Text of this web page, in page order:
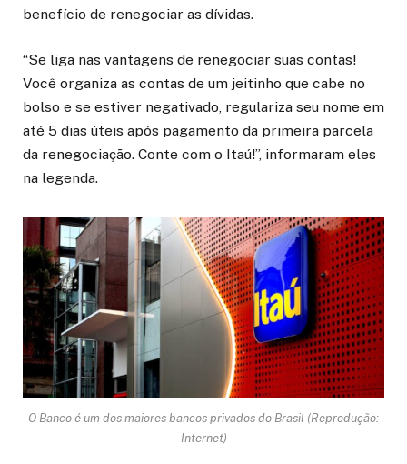
benefício de renegociar as dívidas.
“Se liga nas vantagens de renegociar suas contas!
Você organiza as contas de um jeitinho que cabe no
bolso e se estiver negativado, regulariza seu nome em
até 5 dias úteis após pagamento da primeira parcela
da renegociação. Conte com o Itaú!”, informaram eles
na legenda.
O Banco é um dos maiores bancos privados do Brasil (Reprodução:
Internet)